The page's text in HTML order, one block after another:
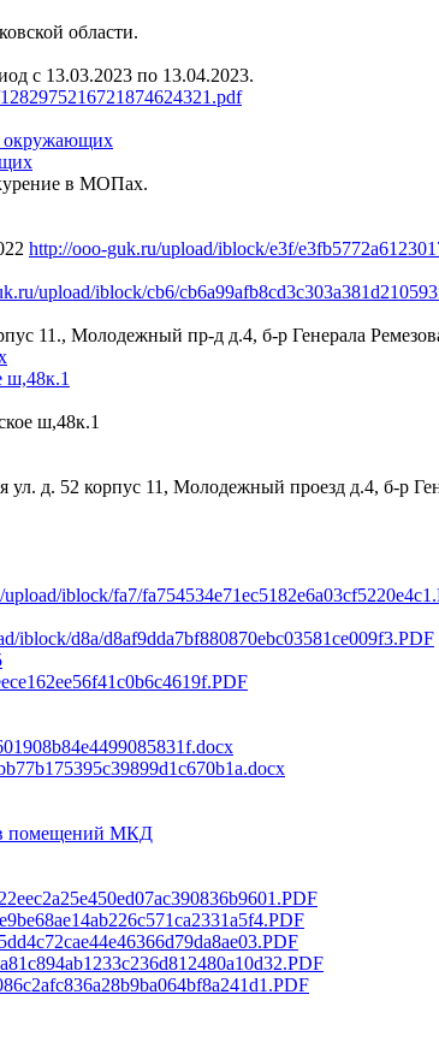
области.
с 13.03.2023 по 13.04.2023.
окружающих
в МОПах.
http://ooo-guk.ru/upload/iblock/e3f/
upload/iblock/cb6/
11., Молодежный пр-д д.4, б-р Генерала
ш,48к.1
ш,48к.1
д. 52 корпус 11, Молодежный проезд д.4, б-р
iblock/fa7/
iblock/d8a/d8af9dda7bf880870ebc03581ce009f3.PDF
помещений МКД